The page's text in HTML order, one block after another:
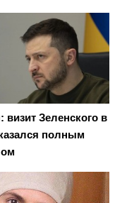
визит Зеленского в
полным